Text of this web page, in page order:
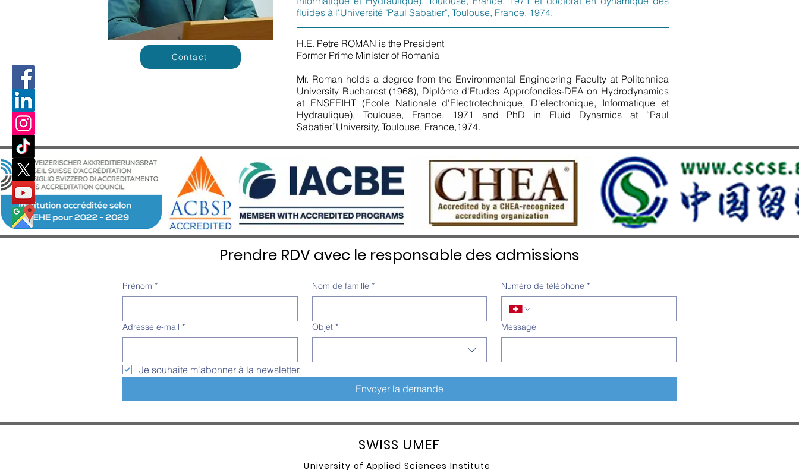
Contact
fluides à l'Université "Paul Sabatier", Toulouse, France, 1974.
H.E. Petre ROMAN is the President
Former Prime Minister of Romania
Mr. Roman holds a degree from the Environmental Engineering Faculty at Politehnica
University Bucharest (1968), Diplôme d'Etudes Approfondies-DEA on Hydrodynamics
at ENSEEIHT (Ecole Nationale d'Electrotechnique, D'electronique, Informatique et
Hydraulique), Toulouse, France, 1971 and PhD in Fluid Dynamics at “Paul
Sabatier”University, Toulouse, France,1974.
Prendre RDV avec le responsable des admissions
Prénom * Nom de famille * Numéro de téléphone *
Adresse e-mail * Objet * Message
Je souhaite m'abonner à la newsletter.
Envoyer la demande
SWISS UMEF
University of Applied Sciences Institute